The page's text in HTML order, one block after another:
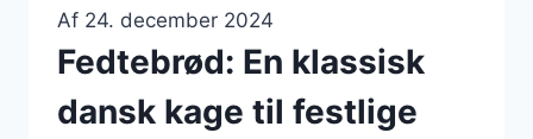
Af 24. december 2024
Fedtebrød: En klassisk
dansk kage til festlige